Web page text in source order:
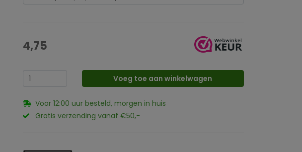
4,75
Voeg toe aan winkelwagen
Voor 12:00 uur besteld, morgen in huis
Gratis verzending vanaf €50,-